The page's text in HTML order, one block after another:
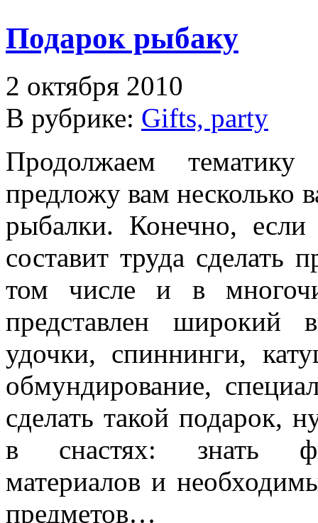
Подарок рыбаку
2 октября 2010
В рубрике: Gifts, party
Продолжаем
предложу вам несколько
рыбалки. Конечно,
составит труда
том числе и в
представлен широкий
удочки, спиннинги,
обмундирование,
сделать такой подарок,
в снастях: знать
материалов и
предметов…